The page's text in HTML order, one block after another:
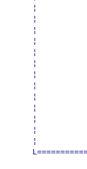
     ¦
¦
¦
¦
     ¦
¦
¦
¦
¦
¦
¦
¦
     ¦